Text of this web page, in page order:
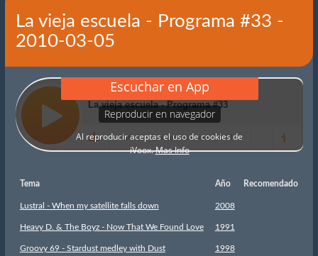
La vieja escuela - Programa #33 -
2010-03-05
Tema Año Recomendado
Lustral - When my satellite falls down 2008
Heavy D. & The Boyz - Now That We Found Love 1991
Groovy 69 - Stardust medley with Dust 1998